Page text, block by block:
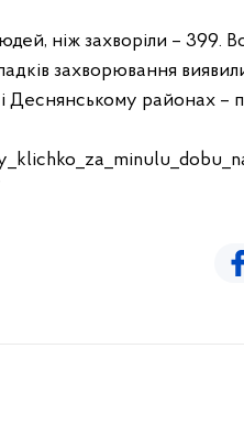
ніж захворіли – 399.
захворювання
районах –